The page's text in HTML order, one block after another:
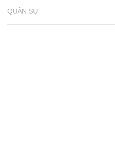
QUÂN SỰ